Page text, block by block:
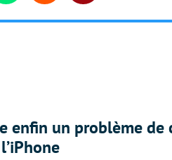
enfin un problème de